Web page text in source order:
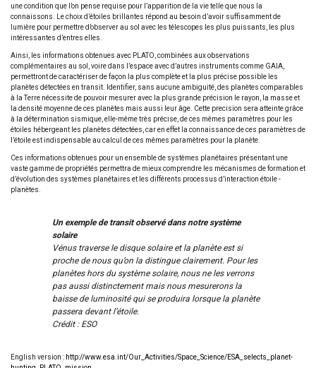
une condition que l’on pense requise pour l’apparition de la vie telle que nous la
connaissons. Le choix d’étoiles brillantes répond au besoin d’avoir suffisamment de
lumière pour permettre d’observer au sol avec les télescopes les plus puissants, les plus
intéressantes d’entres elles.
Ainsi, les informations obtenues avec PLATO, combinées aux observations
complémentaires au sol, voire dans l’espace avec d’autres instruments comme GAIA,
permettront de caractériser de façon la plus complète et la plus précise possible les
planètes détectées en transit. Identifier, sans aucune ambiguité, des planètes comparables
à la Terre nécessite de pouvoir mesurer avec la plus grande précision le rayon, la masse et
la densité moyenne de ces planètes mais aussi leur âge. Cette precision sera atteinte grâce
à la détermination sismique, elle-même très précise, de ces mêmes paramètres pour les
étoiles hébergeant les planètes détectées, car en effet la connaissance de ces paramètres de
l’étoile est indispensable au calcul de ces mêmes paramètres pour la planète.
Ces informations obtenues pour un ensemble de systèmes planétaires présentant une
vaste gamme de propriétés permettra de mieux comprendre les mécanismes de formation et
d’évolution des systèmes planétaires et les différents processus d’interaction étoile -
planètes.
Un exemple de transit observé dans notre système
solaire
Vénus traverse le disque solaire et la planète est si
proche de nous qu’on la distingue clairement. Pour les
planètes hors du système solaire, nous ne les verrons
pas aussi distinctement mais nous mesurerons la
baisse de luminosité qui se produira lorsque la planète
passera devant l’étoile.
Crédit : ESO
English version : http://www.esa.int/Our_Activities/Space_Science/ESA_selects_planet-